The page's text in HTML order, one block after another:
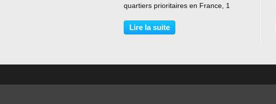
quartiers prioritaires en France, 1
pauvreté, 1 sur 3 est en danger, près
d’un enfant sur 2 n’a pas d’activité...
Lire la suite